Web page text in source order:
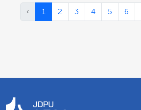
‹ 1 2 3 4 5 6